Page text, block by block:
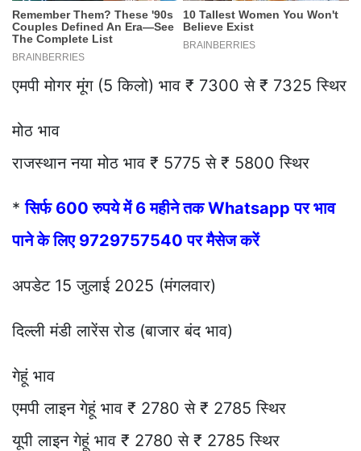
एमपी मोगर मूंग (5 किलो) भाव ₹ 7300 से ₹ 7325 स्थिर
मोठ भाव
राजस्थान नया मोठ भाव ₹ 5775 से ₹ 5800 स्थिर
*सिर्फ 600 रुपये में 6 महीने तक Whatsapp पर भाव
पाने के लिए 9729757540 पर मैसेज करें
अपडेट 15 जुलाई 2025 (मंगलवार)
दिल्ली मंडी लारेंस रोड (बाजार बंद भाव)
गेहूं भाव
एमपी लाइन गेहूं भाव ₹ 2780 से ₹ 2785 स्थिर
यूपी लाइन गेहूं भाव ₹ 2780 से ₹ 2785 स्थिर